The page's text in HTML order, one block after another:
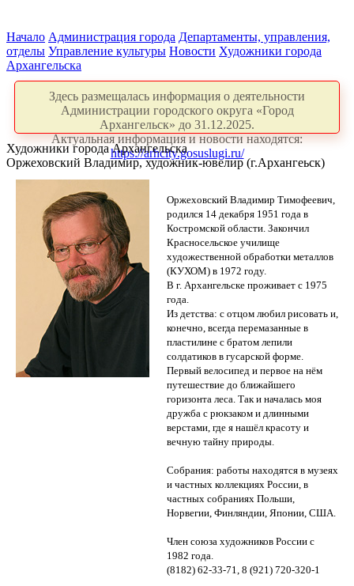
Начало Администрация города Департаменты, управления,
отделы Управление культуры Новости Художники города
Архангельска
Здесь размещалась информация о деятельности
Администрации городского округа «Город
Архангельск» до 31.12.2025.
Актуальная информация и новости находятся:
https://arhcity.gosuslugi.ru/
Художники города Архангельска
Оржеховский Владимир, художник-ювелир (г.Архангеьск)
Оржеховский Владимир Тимофеевич,
родился 14 декабря 1951 года в
Костромской области. Закончил
Красносельское училище
художественной обработки металлов
(КУХОМ) в 1972 году.
В г. Архангельске проживает с 1975
года.
Из детства: с отцом любил рисовать и,
конечно, всегда перемазанные в
пластилине с братом лепили
солдатиков в гусарской форме.
Первый велосипед и первое на нём
путешествие до ближайшего
горизонта леса. Так и началась моя
дружба с рюкзаком и длинными
верстами, где я нашёл красоту и
вечную тайну природы.
Собрания: работы находятся в музеях
и частных коллекциях России, в
частных собраниях Польши,
Норвегии, Финляндии, Японии, США.
Член союза художников России с
1982 года.
(8182) 62-33-71, 8 (921) 720-320-1